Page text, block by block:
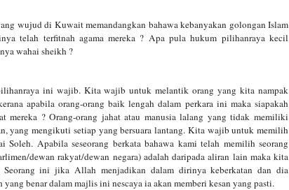
wujud di Kuwait memandangkan bahawakebanyakan golongan Islam
telah terfitnah agama mereka ? Apa pula hukum pilihanraya kecil
wahai sheikh ?
ini wajib. Kita wajib untuk melantik orang yang kita nampak
apabila orang-orang baik lengah dalam perkara ini maka siapakah
mereka ? Orang-orang jahat atau manusia lalang yang tidak memiliki
yang mengikuti setiap yang bersuara lantang. Kita wajib untuk memilih
Soleh. Apabila seseorang berkata bahawa kami telah memilih seorang
dewan rakyat/dewan negara) adalah daripada aliran lain maka kita
Seorang ini jika Allah menjadikan dalam dirinya keberkatan dan dia
benar dalam majlis ini nescaya ia akan memberi kesan yang pasti.